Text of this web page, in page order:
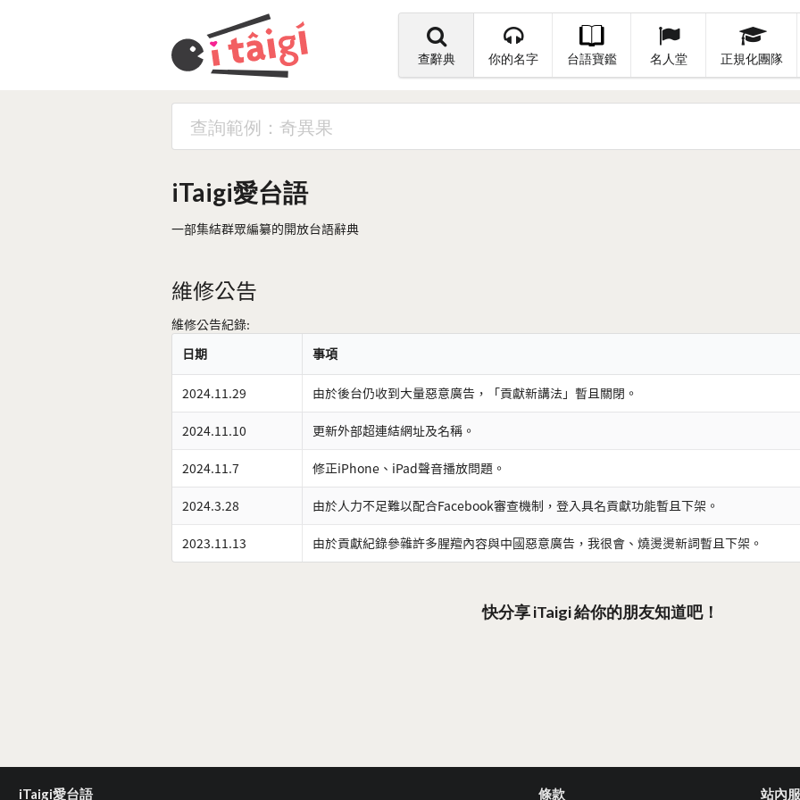
查辭典 你的名字 台語寶鑑 名人堂 正規化團隊
iTaigi愛台語
一部集結群眾編纂的開放台語辭典
維修公告
維修公告紀錄:
日期
事項
2024.11.29 由於後台仍收到大量惡意廣告，「貢獻新講法」暫且關閉。
2024.11.10 更新外部超連結網址及名稱。
2024.11.7 修正iPhone、iPad聲音播放問題。
2024.3.28 由於人力不足難以配合Facebook審查機制，登入具名貢獻功能暫且下架。
2023.11.13 由於貢獻紀錄參雜許多腥羶內容與中國惡意廣告，我很會、燒燙燙新詞暫且下架。
快分享 iTaigi 給你的朋友知道吧！
iTaigi愛台語 條款 站內